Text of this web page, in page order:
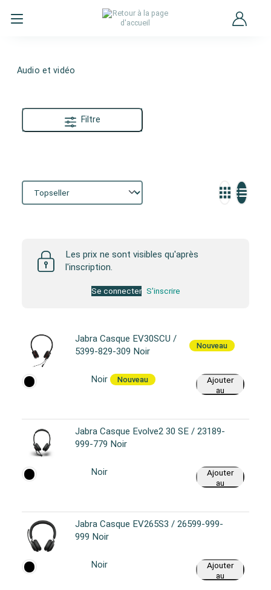
Audio et vidéo
Filtre
Les prix ne sont visibles qu'après
l'inscription.
Se connecter S'inscrire
Jabra Casque EV30SCU /
5399-829-309 Noir
Nouveau
Noir Nouveau
Ajouter
au
Jabra Casque Evolve2 30 SE / 23189-
999-779 Noir
Noir
Ajouter
au
Jabra Casque EV265S3 / 26599-999-
999 Noir
Noir
Ajouter
au